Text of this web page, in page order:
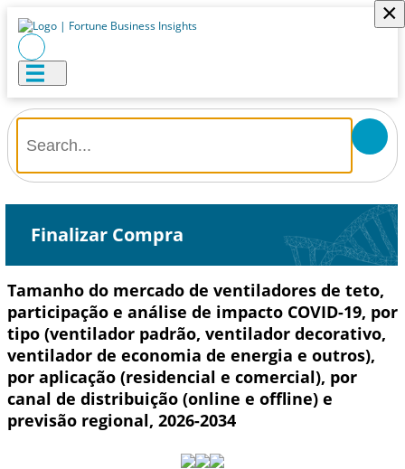
×
Finalizar Compra
Tamanho do mercado de ventiladores de teto,
participação e análise de impacto COVID-19, por
tipo (ventilador padrão, ventilador decorativo,
ventilador de economia de energia e outros),
por aplicação (residencial e comercial), por
canal de distribuição (online e offline) e
previsão regional, 2026-2034